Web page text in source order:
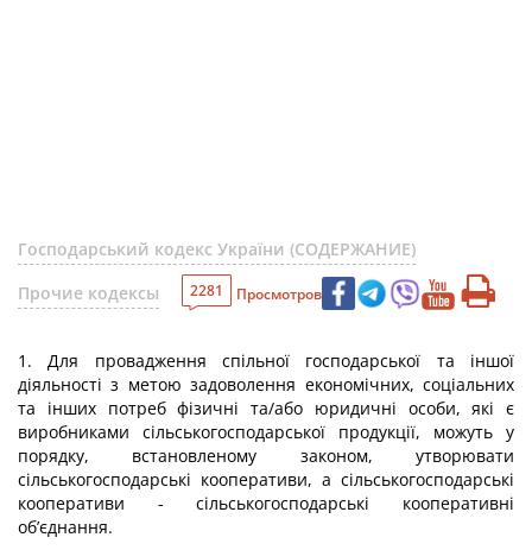
Господарський кодекс України (СОДЕРЖАНИЕ)
Прочие кодексы
2281 Просмотров
1. Для провадження спільної господарської та іншої
діяльності з метою задоволення економічних, соціальних
та інших потреб фізичні та/або юридичні особи, які є
виробниками сільськогосподарської продукції, можуть у
порядку, встановленому законом, утворювати
сільськогосподарські кооперативи, а сільськогосподарські
кооперативи - сільськогосподарські кооперативні
об’єднання.